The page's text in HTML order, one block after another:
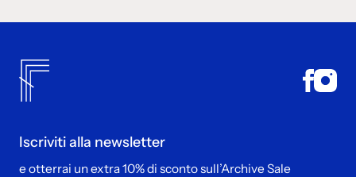
Iscriviti alla newsletter
e otterrai un extra 10% di sconto sull’Archive Sale